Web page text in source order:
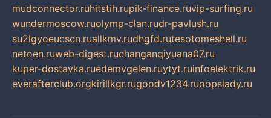
mudconnector.ruhitstih.rupik-finance.ruvip-surfing.ru
wundermoscow.ruolymp-clan.rudr-pavlush.ru
su2lgyoeucscn.ruallkmv.rudhgfd.rutesotomeshell.ru
netoen.ruweb-digest.ruchanganqiyuana07.ru
kuper-dostavka.ruedemvgelen.ruytyt.ruinfoelektrik.ru
everafterclub.orgkirillkgr.rugoodv1234.ruoopslady.ru